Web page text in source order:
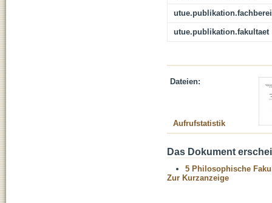
utue.publikation.fakultaet
Dateien:
Aufrufstatistik
Das Dokument
5 Philosophische
Zur Kurzanzeige